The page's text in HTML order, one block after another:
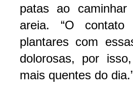
patas ao
areia. “O
plantares com
dolorosas, por
mais quentes do